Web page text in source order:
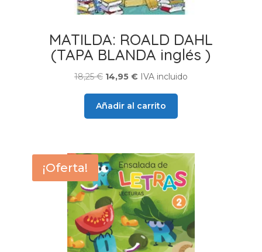
MATILDA: ROALD DAHL
(TAPA BLANDA inglés )
18,25€ El
original
era:
14,95 €El
actual
es:
IVA incluido
Añadir al carrito
¡Oferta!